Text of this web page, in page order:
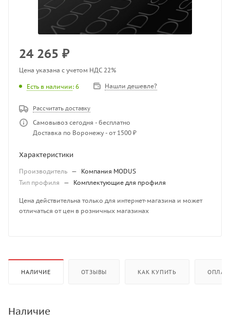
24 265 ₽
Цена указана с учетом НДС 22%
Есть в наличии: 6 Нашли дешевле?
Рассчитать доставку
Самовывоз сегодня - бесплатно
Доставка по Воронежу - от 1500 ₽
Характеристики
Производитель —
Компания MODUS
Тип профиля
— Комплектующие для профиля
Цена действительна только для интернет-магазина и может
отличаться от цен в розничных магазинах
НАЛИЧИЕ ОТЗЫВЫ КАК КУПИТЬ
Наличие